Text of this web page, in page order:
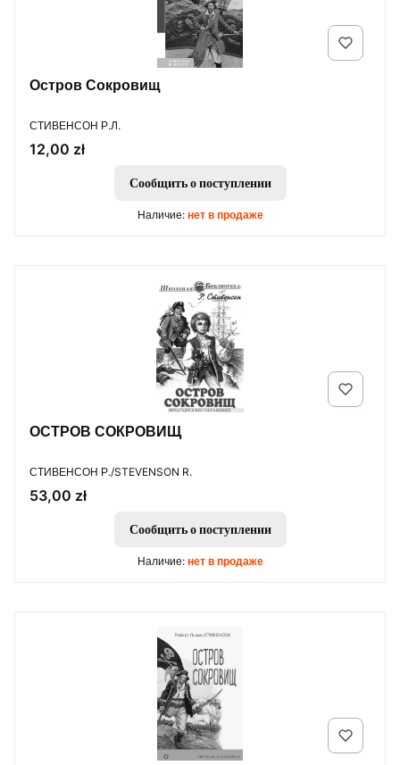
Остров Сокровищ
ПРОИЗВОДИТЕЛЬ
СТИВЕНСОН Р.Л.
Цена
12,00 zł
Сообщить о поступлении
Наличие: нет в продаже
ОСТРОВ СОКРОВИЩ
ПРОИЗВОДИТЕЛЬ
СТИВЕНСОН Р./STEVENSON R.
Цена
53,00 zł
Сообщить о поступлении
Наличие: нет в продаже